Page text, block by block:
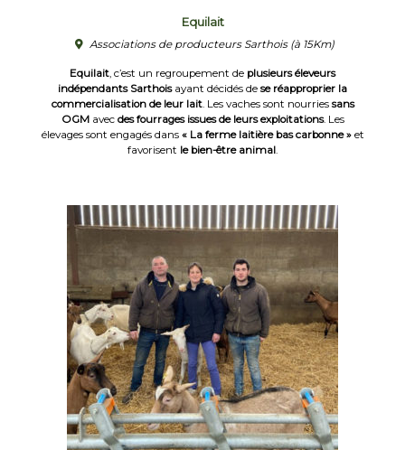
Equilait
Associations de producteurs Sarthois(à 15Km)
Equilait, c’est un regroupement de plusieurs éleveurs
indépendants Sarthoisayant décidés de se réapproprier la
commercialisation de leur lait. Les vaches sont nourries sans
OGMavec des fourrages issues de leurs exploitations. Les
élevages sont engagés dans « La ferme laitière bas carbonne »et
favorisent le bien-être animal.